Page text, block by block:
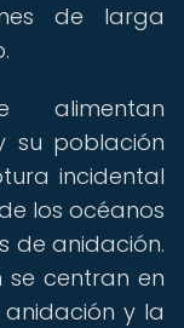
de larga
alimentan
su población
incidental
los océanos
de anidación.
se centran en
y la